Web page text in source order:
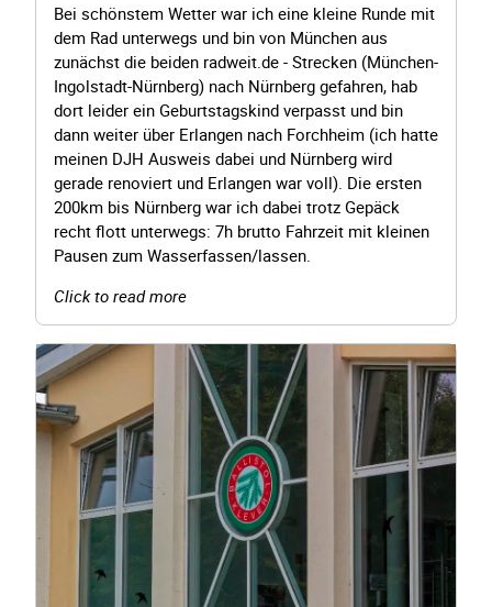
Bei schönstem Wetter war ich eine kleine Runde mit
dem Rad unterwegs und bin von München aus
zunächst die beiden radweit.de - Strecken (München-
Ingolstadt-Nürnberg) nach Nürnberg gefahren, hab
dort leider ein Geburtstagskind verpasst und bin
dann weiter über Erlangen nach Forchheim (ich hatte
meinen DJH Ausweis dabei und Nürnberg wird
gerade renoviert und Erlangen war voll). Die ersten
200km bis Nürnberg war ich dabei trotz Gepäck
recht flott unterwegs: 7h brutto Fahrzeit mit kleinen
Pausen zum Wasserfassen/lassen.
Click to read more